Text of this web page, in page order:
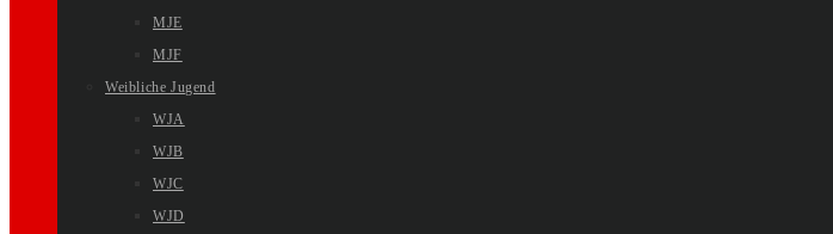
MJE
MJF
Weibliche Jugend
WJA
WJB
WJC
WJD